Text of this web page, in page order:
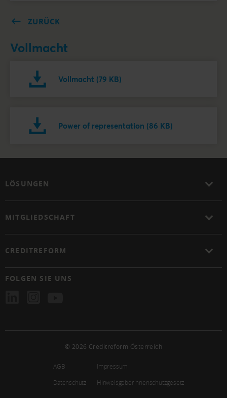
ZURÜCK
Vollmacht
Vollmacht (79 KB)
Power of representation (86 KB)
LÖSUNGEN
MITGLIEDSCHAFT
CREDITREFORM
FOLGEN SIE UNS
© 2026 Creditreform Österreich
AGB
Impressum
Datenschutz
HinweisgeberInnenschutzgesetz